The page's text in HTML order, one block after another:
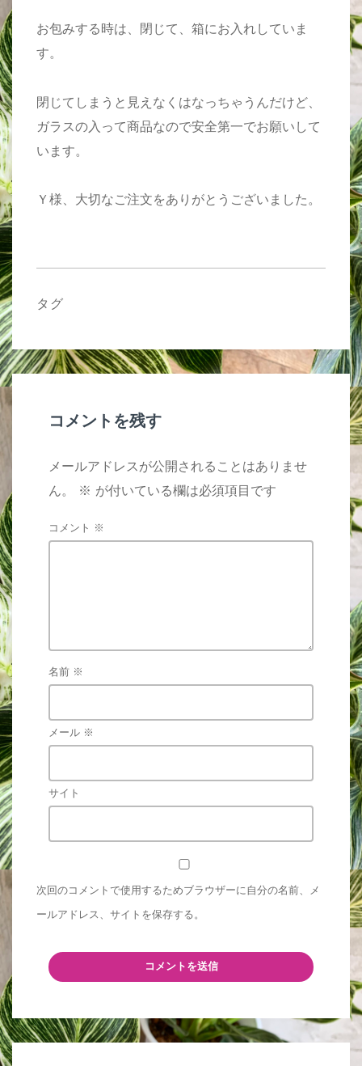
お包みする時は、閉じて、箱にお入れしていま
す。
閉じてしまうと見えなくはなっちゃうんだけど、
ガラスの入って商品なので安全第一でお願いして
います。
Ｙ様、大切なご注文をありがとうございました。
タグ
コメントを残す
メールアドレスが公開されることはありませ
ん。
※ が付いている欄は必須項目です
コメント ※
名前 ※
メール ※
サイト
次回のコメントで使用するためブラウザーに自分の名前、メ
ールアドレス、サイトを保存する。